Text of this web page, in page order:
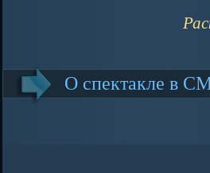
О спектакле в